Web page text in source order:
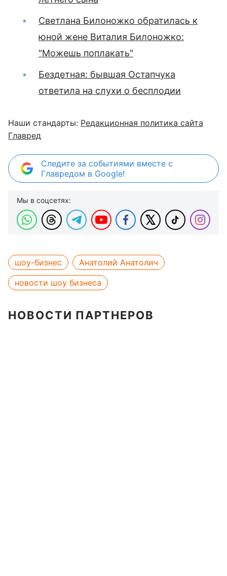
Светлана Билоножко обратилась к
юной жене Виталия Билоножко:
"Можешь поплакать"
Бездетная: бывшая Остапчука
ответила на слухи о бесплодии
Наши стандарты: Редакционная политика сайта
Главред
Следите за событиями вместе с
Главредом в Google!
Мы в соцсетях:
шоу-бизнес
Анатолий Анатолич
новости шоу бизнеса
НОВОСТИ ПАРТНЕРОВ